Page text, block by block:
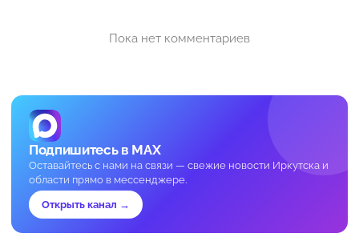
Пока нет комментариев
Подпишитесь в MAX
Оставайтесь с нами на связи — свежие новости Иркутска и
области прямо в мессенджере.
Открыть канал →